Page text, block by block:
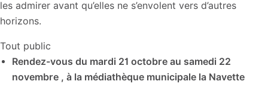
les admirer avant qu’elles ne s’envolent vers d’autres
horizons.
Tout public
Rendez-vous du mardi 21 octobre au samedi 22
novembre , à la médiathèque municipale la Navette